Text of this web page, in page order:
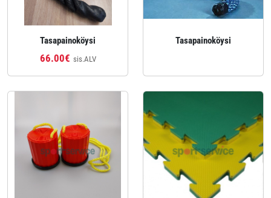
Tasapainoköysi
66.00€ sis.ALV
Tasapainoköysi